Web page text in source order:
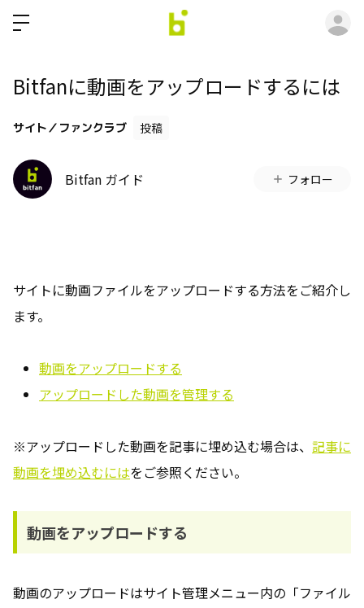
Bitfanに動画をアップロードするには
サイト／ファンクラブ 投稿
Bitfan ガイド フォロー
サイトに動画ファイルをアップロードする方法をご紹介し
ます。
動画をアップロードする
アップロードした動画を管理する
※アップロードした動画を記事に埋め込む場合は、 記事に
動画を埋め込むにはをご参照ください。
動画をアップロードする
動画のアップロードはサイト管理メニュー内の「ファイル